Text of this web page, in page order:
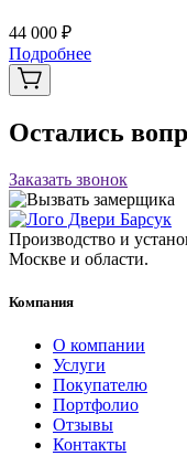
44 000 ₽
Подробнее
Остались
Заказать звонок
Производство и
Москве и области.
Компания
О компании
Услуги
Покупателю
Портфолио
Отзывы
Контакты